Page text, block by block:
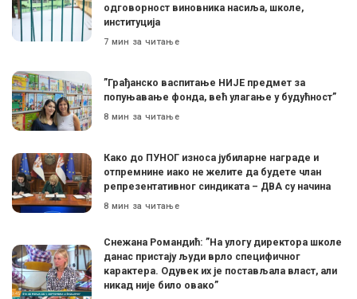
одговорност виновника насиља, школе,
институција
7 мин за читање
”Грађанско васпитање НИЈЕ предмет за
попуњавање фонда, већ улагање у будућност”
8 мин за читање
Како до ПУНОГ износа јубиларне награде и
отпремнине иако не желите да будете члан
репрезентативног синдиката – ДВА су начина
8 мин за читање
Снежана Романдић: ”На улогу директора школе
данас пристају људи врло специфичног
карактера. Одувек их је постављала власт, али
никад није било овако”